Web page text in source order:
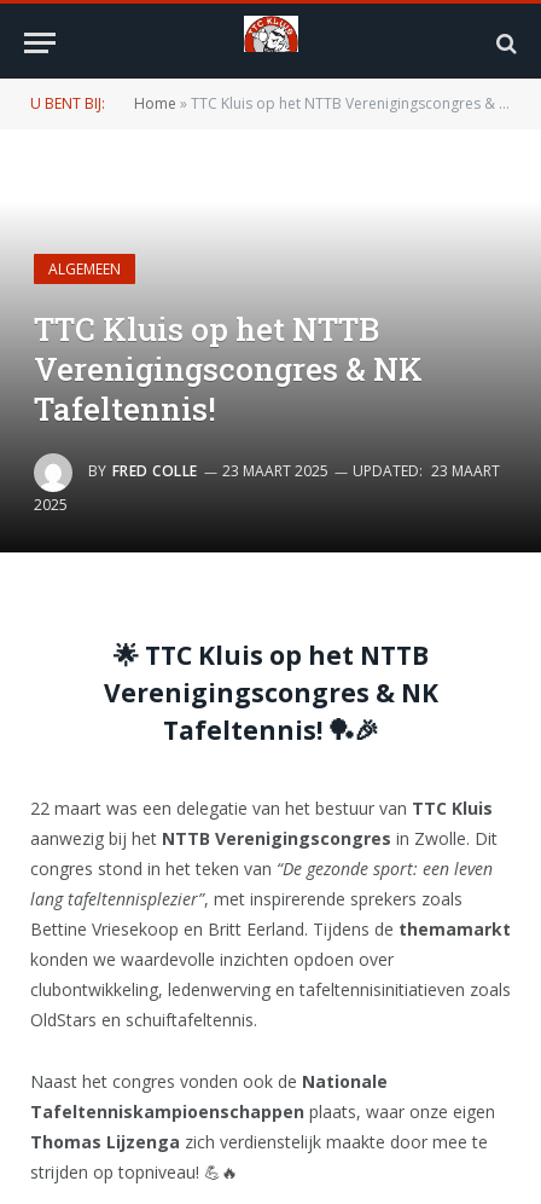
U BENT BIJ: Home »TTC Kluis op het NTTB Verenigingscongres & NK Tafeltennis!
ALGEMEEN
TTC Kluis op het NTTB
Verenigingscongres & NK
Tafeltennis!
BY FRED COLLE 23 MAART 2025 UPDATED: 23 MAART
2025
🌟 TTC Kluis op het NTTB
Verenigingscongres & NK
Tafeltennis! 🏓🎉
22 maart was een delegatie van het bestuur van TTC Kluis
aanwezig bij het NTTB Verenigingscongres in Zwolle. Dit
congres stond in het teken van “De gezonde sport: een leven
lang tafeltennisplezier”, met inspirerende sprekers zoals
Bettine Vriesekoop en Britt Eerland. Tijdens de themamarkt
konden we waardevolle inzichten opdoen over
clubontwikkeling, ledenwerving en tafeltennisinitiatieven zoals
OldStars en schuiftafeltennis.
Naast het congres vonden ook de Nationale
Tafeltenniskampioenschappen plaats, waar onze eigen
Thomas Lijzenga zich verdienstelijk maakte door mee te
strijden op topniveau! 💪🔥